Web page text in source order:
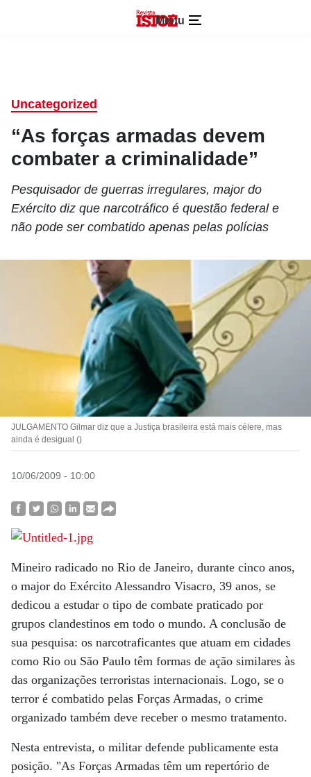
Menu
Uncategorized
“As forças armadas devem
combater a criminalidade”
Pesquisador de guerras irregulares, major do
Exército diz que narcotráfico é questão federal e
não pode ser combatido apenas pelas polícias
JULGAMENTO Gilmar diz que a Justiça brasileira está mais célere, mas
ainda é desigual ()
10/06/2009 - 10:00
Mineiro radicado no Rio de Janeiro, durante cinco anos,
o major do Exército Alessandro Visacro, 39 anos, se
dedicou a estudar o tipo de combate praticado por
grupos clandestinos em todo o mundo. A conclusão de
sua pesquisa: os narcotraficantes que atuam em cidades
como Rio ou São Paulo têm formas de ação similares às
das organizações terroristas internacionais. Logo, se o
terror é combatido pelas Forças Armadas, o crime
organizado também deve receber o mesmo tratamento.
Nesta entrevista, o militar defende publicamente esta
posição. "As Forças Armadas têm um repertório de